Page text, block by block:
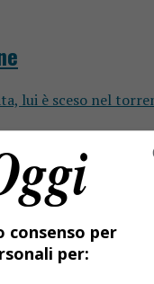
lui è sceso nel
consenso per
per: